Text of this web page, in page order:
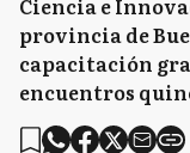
Ciencia e
provincia de
capacitación
encuentros